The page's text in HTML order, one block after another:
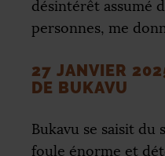
désintérêt assumé
personnes, me
27 JANVIER
DE BUKAVU
Bukavu se saisit du
foule énorme et